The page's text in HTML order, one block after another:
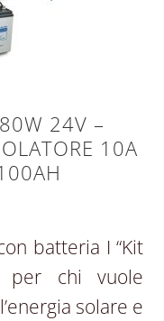
24V –
10A
batteria I “Kit
per chi vuole
solare e